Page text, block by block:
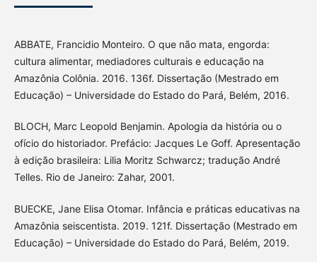
ABBATE, Francidio Monteiro. O que não mata, engorda:
cultura alimentar, mediadores culturais e educação na
Amazônia Colônia. 2016. 136f. Dissertação (Mestrado em
Educação) – Universidade do Estado do Pará, Belém, 2016.
BLOCH, Marc Leopold Benjamin. Apologia da história ou o
ofício do historiador. Prefácio: Jacques Le Goff. Apresentação
à edição brasileira: Lilia Moritz Schwarcz; tradução André
Telles. Rio de Janeiro: Zahar, 2001.
BUECKE, Jane Elisa Otomar. Infância e práticas educativas na
Amazônia seiscentista. 2019. 121f. Dissertação (Mestrado em
Educação) – Universidade do Estado do Pará, Belém, 2019.